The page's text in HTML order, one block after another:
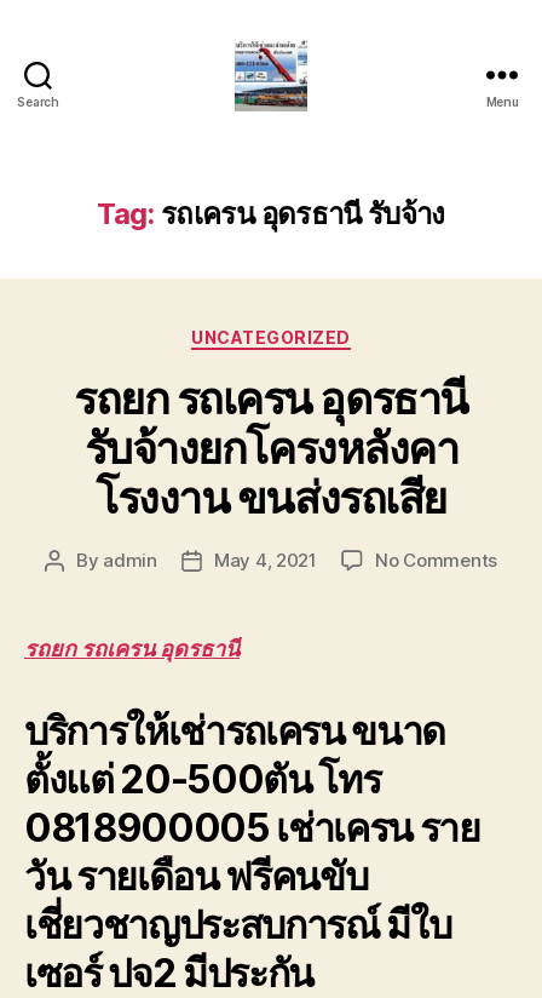
Search
รถ
เครน
เฮี๊ยบ
สไลด์
เครื่องจักร
โทร
0818900005
Menu
Tag: รถเครน อุดรธานี รับจ้าง
Categories
UNCATEGORIZED
รถยก รถเครน อุดรธานี
รับจ้างยกโครงหลังคา
โรงงาน ขนส่งรถเสีย
Post
By admin
PostMay 4, 2021 No Commentson
รถยก รถเครน อุดรธานี
บริการให้เช่ารถเครน ขนาด
ตั้งแต่ 20-500ตัน โทร
0818900005 เช่าเครน ราย
วัน รายเดือน ฟรีคนขับ
เชี่ยวชาญประสบการณ์ มีใบ
เซอร์ ปจ2 มีประกัน